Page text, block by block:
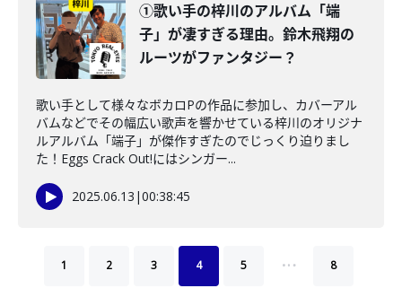
①歌い手の梓川のアルバム「端
子」が凄すぎる理由。鈴木飛翔の
ルーツがファンタジー？
歌い手として様々なボカロPの作品に参加し、カバーアル
バムなどでその幅広い歌声を響かせている梓川のオリジナ
ルアルバム「端子」が傑作すぎたのでじっくり迫りまし
た！Eggs Crack Out!にはシンガー...
2025.06.13 |00:38:45
1 2 3 4 5 … 8